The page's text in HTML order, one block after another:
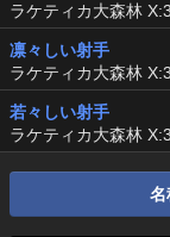
ラケティカ大森林
凛々しい射手
ラケティカ大森林
若々しい射手
ラケティカ大森林
名